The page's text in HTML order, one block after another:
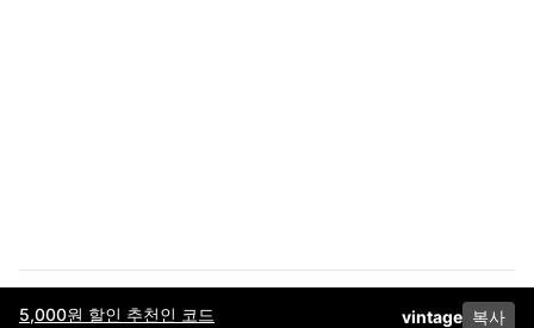
5,000원 할인 추천인 코드 vintage 복사